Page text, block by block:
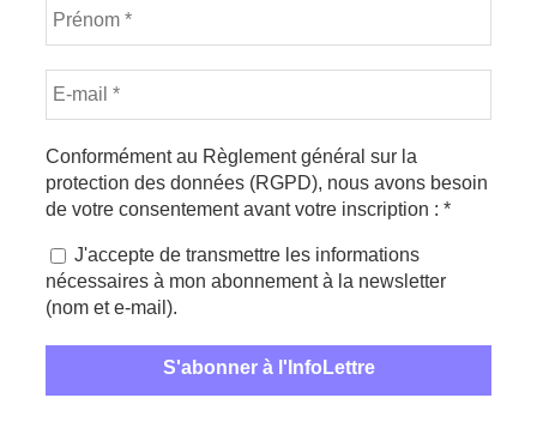
Conformément au Règlement général sur la
protection des données (RGPD), nous avons besoin
de votre consentement avant votre inscription : *
J'accepte de transmettre les informations
nécessaires à mon abonnement à la newsletter
(nom et e-mail).